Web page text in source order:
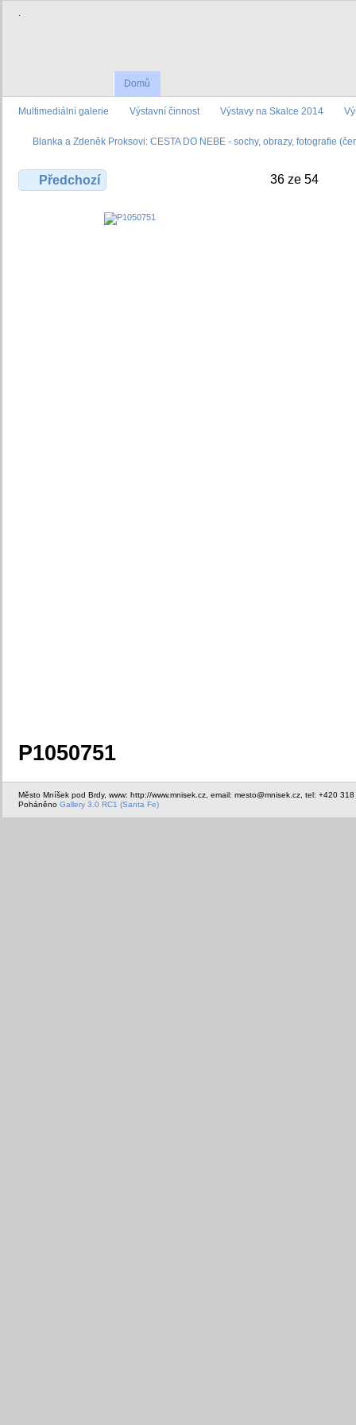
.
Domů
Multimediální galerie Výstavní činnost Výstavy na Skalce 2014
Blanka a Zdeněk Proksovi: CESTA DO NEBE - sochy, obrazy, fotografie
Předchozí 36 ze 54
P1050751
Město Mníšek pod Brdy, www: http://www.mnisek.cz, email: mesto@mnisek.cz, tel: +420
Poháněno Gallery 3.0 RC1 (Santa Fe)